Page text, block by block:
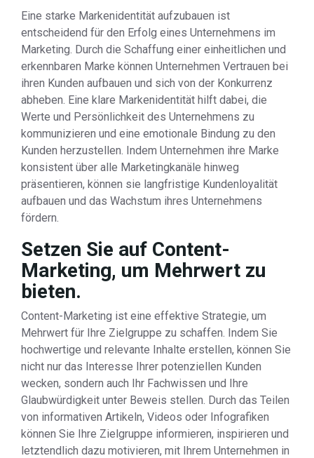
Eine starke Markenidentität aufzubauen ist
entscheidend für den Erfolg eines Unternehmens im
Marketing. Durch die Schaffung einer einheitlichen und
erkennbaren Marke können Unternehmen Vertrauen bei
ihren Kunden aufbauen und sich von der Konkurrenz
abheben. Eine klare Markenidentität hilft dabei, die
Werte und Persönlichkeit des Unternehmens zu
kommunizieren und eine emotionale Bindung zu den
Kunden herzustellen. Indem Unternehmen ihre Marke
konsistent über alle Marketingkanäle hinweg
präsentieren, können sie langfristige Kundenloyalität
aufbauen und das Wachstum ihres Unternehmens
fördern.
Setzen Sie auf Content-
Marketing, um Mehrwert zu
bieten.
Content-Marketing ist eine effektive Strategie, um
Mehrwert für Ihre Zielgruppe zu schaffen. Indem Sie
hochwertige und relevante Inhalte erstellen, können Sie
nicht nur das Interesse Ihrer potenziellen Kunden
wecken, sondern auch Ihr Fachwissen und Ihre
Glaubwürdigkeit unter Beweis stellen. Durch das Teilen
von informativen Artikeln, Videos oder Infografiken
können Sie Ihre Zielgruppe informieren, inspirieren und
letztendlich dazu motivieren, mit Ihrem Unternehmen in